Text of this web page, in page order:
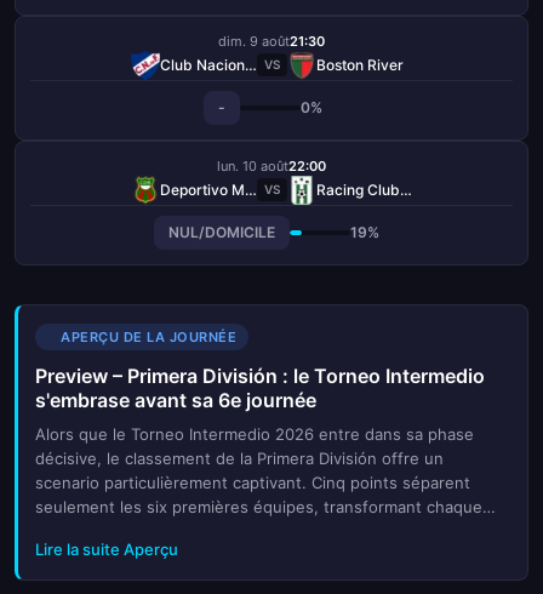
dim. 9 août21:30
Club Nacional de Football VS Boston River
- 0%
lun. 10 août22:00
Deportivo Maldonado VS Racing Club de Montevideo
NUL/DOMICILE 19%
APERÇU DE LA JOURNÉE
Preview – Primera División : le Torneo Intermedio
s'embrase avant sa 6e journée
Alors que le Torneo Intermedio 2026 entre dans sa phase
décisive, le classement de la Primera División offre un
scenario particulièrement captivant. Cinq points séparent
seulement les six premières équipes, transformant chaque
Club de Mont...
Lire la suite Aperçu